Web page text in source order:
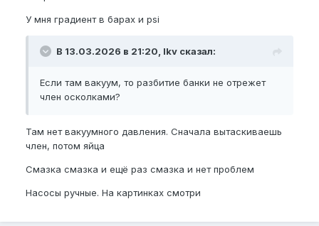
давлении ты помпируешь имея опыт на протяжении
но я данный форум не читал так активно, как gratis,
У мня градиент в барах и psi
В 13.03.2026 в 21:20, lkv сказал:
Если там вакуум, то разбитие банки не отрежет
член осколками?
Там нет вакуумного давления. Сначала вытаскиваешь
член, потом яйца
Смазка смазка и ещё раз смазка и нет проблем
Насосы ручные. На картинках смотри